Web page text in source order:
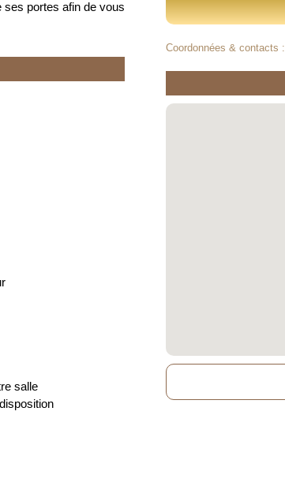
portes afin de vous
salle
disposition
Coordonnées & contacts :